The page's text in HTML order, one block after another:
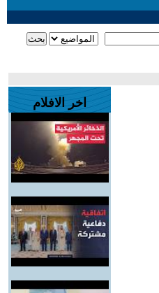
اخر الافلام